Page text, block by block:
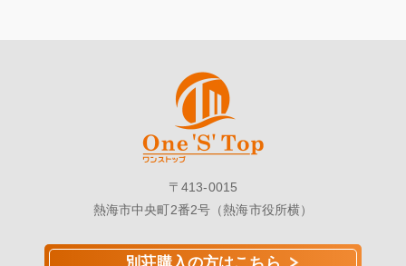
〒413-0015
熱海市中央町2番2号（熱海市役所横）